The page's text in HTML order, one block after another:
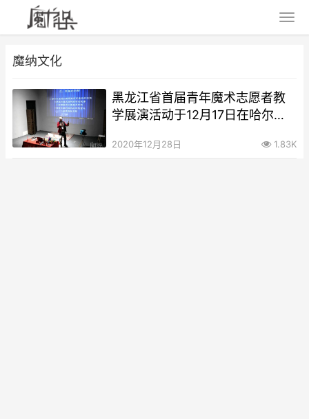
魔纳文化
黑龙江省首届青年魔术志愿者教
学展演活动于12月17日在哈尔滨
2020年12月28日 1.83K